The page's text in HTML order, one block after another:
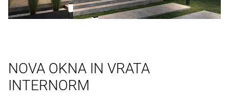
NOVA OKNA IN VRATA
INTERNORM